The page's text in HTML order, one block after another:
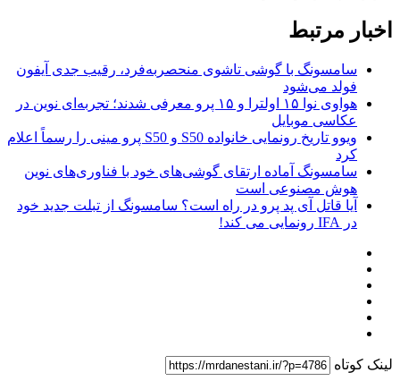
اخبار مرتبط
سامسونگ با گوشی تاشوی منحصربه‌فرد، رقیب جدی آیفون
فولد می‌شود
هواوی نوا ۱۵ اولترا و ۱۵ پرو معرفی شدند؛ تجربه‌ای نوین در
عکاسی موبایل
ویوو تاریخ رونمایی خانواده S50 و S50 پرو مینی را رسماً اعلام
کرد
سامسونگ آماده ارتقای گوشی‌های خود با فناوری‌های نوین
هوش مصنوعی است
آیا قاتل آی پد پرو در راه است؟ سامسونگ از تبلت جدید خود
در IFA رونمایی می کند!
لینک کوتاه